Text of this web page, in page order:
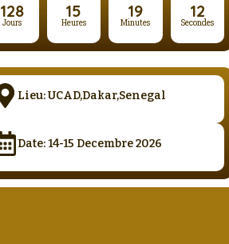
128
Jours
15
Heures
19
Minutes
11
Secondes
Lieu: UCAD,Dakar,Senegal
Date: 14-15 Decembre 2026